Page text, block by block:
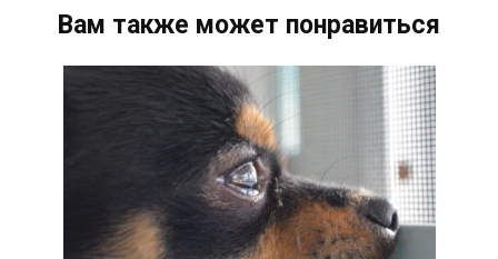
Вам также может понравиться